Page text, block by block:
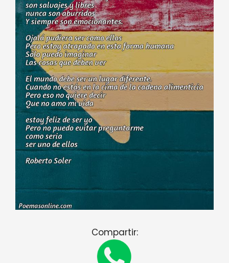
Compartir: